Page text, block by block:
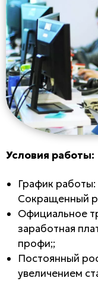
Условия работы:
График
Сокращенный
Официальное
заработная
профи;;
Постоянный
увеличением